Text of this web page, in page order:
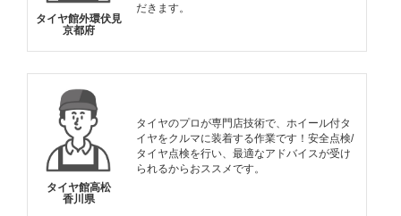
タイヤ館外環伏見
京都府
だきます。
タイヤ館高松
香川県
タイヤのプロが専門店技術で、ホイール付タ
イヤをクルマに装着する作業です！安全点検/
タイヤ点検を行い、最適なアドバイスが受け
られるからおススメです。